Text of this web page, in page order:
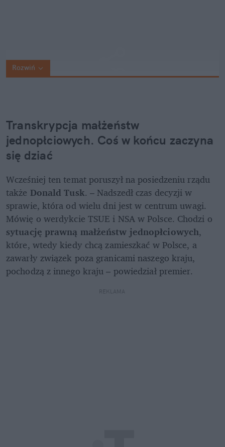
Rozwiń
Transkrypcja małżeństw
jednopłciowych. Coś w końcu zaczyna
się dziać
Wcześniej ten temat poruszył na posiedzeniu rządu
także Donald Tusk. – Nadszedł czas decyzji w
sprawie, która od wielu dni jest w centrum uwagi.
sytuację prawną małżeństw jednopłciowych,
które, wtedy kiedy chcą zamieszkać w Polsce, a
zawarły związek poza granicami naszego kraju,
pochodzą z innego kraju – powiedział premier.
REKLAMA